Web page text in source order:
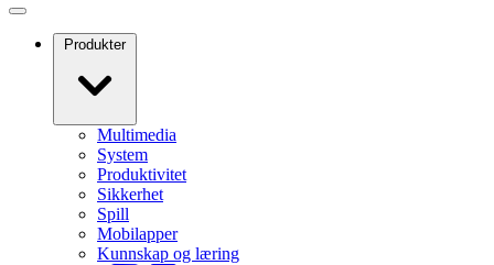
Produkter
Multimedia
System
Produktivitet
Sikkerhet
Spill
Mobilapper
Kunnskap og læring